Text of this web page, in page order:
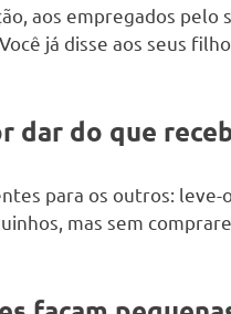
aos empregados pelo
já disse aos seus
dar do que
para os outros: leve-
mas sem